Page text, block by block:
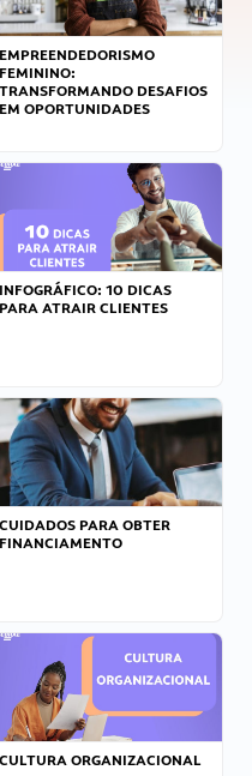
EMPREENDEDORISMO
FEMININO:
TRANSFORMANDO DESAFIOS
EM OPORTUNIDADES
INFOGRÁFICO: 10 DICAS
PARA ATRAIR CLIENTES
CUIDADOS PARA OBTER
FINANCIAMENTO
CULTURA ORGANIZACIONAL